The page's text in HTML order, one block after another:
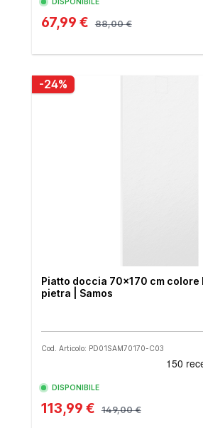
67,99 € 88,00 €
-24%
Piatto doccia 70x170 cm
pietra | Samos
Cod. Articolo: PD01SAM70170-C03
DISPONIBILE
113,99 € 149,00 €